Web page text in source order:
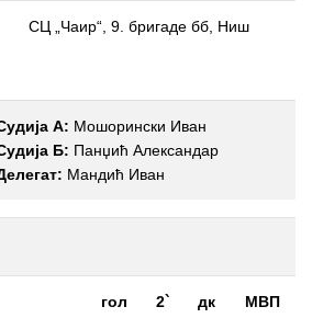
СЦ „Чаир“, 9. бригаде бб, Ниш
А: Мошорински Иван
Б: Панџић Александар
Мандић Иван
гол 2` дк МВП